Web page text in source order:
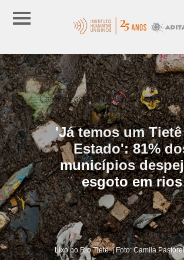
'Já temos um
Estado': 81%
municípios
esgoto em rios
Lixo no Rio Tietê. | Foto: Camila